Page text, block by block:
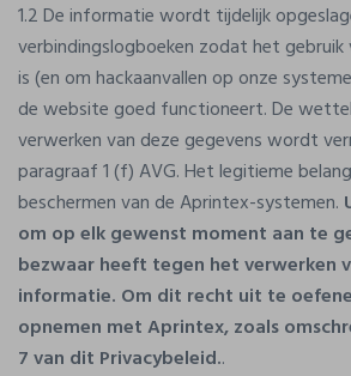
1.2 De informatie wordt tijdelijk
verbindingslogboeken zodat het
is (en om hackaanvallen op onze
de website goed functioneert. De
verwerken van deze gegevens wordt
paragraaf 1 (f) AVG. Het legitieme
beschermen van de Aprintex-systemen.
om op elk gewenst moment aan te
bezwaar heeft tegen het verwerken
informatie. Om dit recht uit te
opnemen met Aprintex, zoals
7 van dit Privacybeleid..